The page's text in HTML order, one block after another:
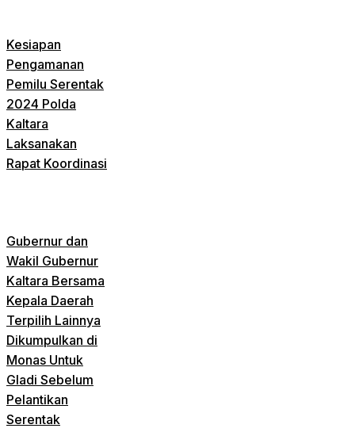
Kesiapan
Pengamanan
Pemilu Serentak
2024 Polda
Kaltara
Laksanakan
Rapat Koordinasi
Gubernur dan
Wakil Gubernur
Kaltara Bersama
Kepala Daerah
Terpilih Lainnya
Dikumpulkan di
Monas Untuk
Gladi Sebelum
Pelantikan
Serentak